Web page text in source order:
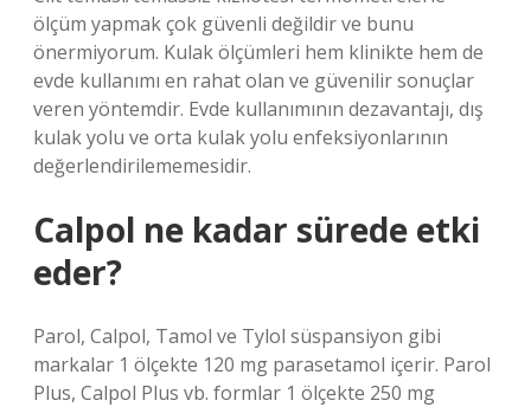
ölçüm yapmak çok güvenli değildir ve bunu
önermiyorum. Kulak ölçümleri hem klinikte hem de
evde kullanımı en rahat olan ve güvenilir sonuçlar
veren yöntemdir. Evde kullanımının dezavantajı, dış
kulak yolu ve orta kulak yolu enfeksiyonlarının
değerlendirilememesidir.
Calpol ne kadar sürede etki
eder?
Parol, Calpol, Tamol ve Tylol süspansiyon gibi
markalar 1 ölçekte 120 mg parasetamol içerir. Parol
Plus, Calpol Plus vb. formlar 1 ölçekte 250 mg